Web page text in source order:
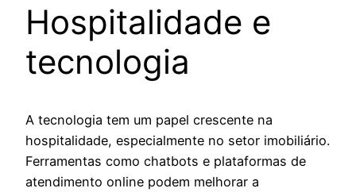
Hospitalidade e
tecnologia
A tecnologia tem um papel crescente na
hospitalidade, especialmente no setor imobiliário.
Ferramentas como chatbots e plataformas de
atendimento online podem melhorar a